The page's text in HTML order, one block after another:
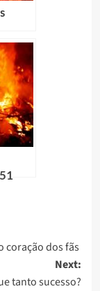
coração dos fãs
Next:
tanto sucesso?